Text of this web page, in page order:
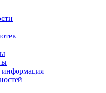
информация